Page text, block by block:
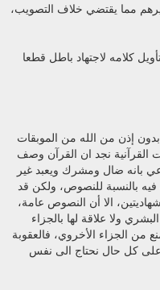
مما يقتضي خلاف التصويب،
كلامه لاجتهاد باطل قطعا
إذن من الله من الموبقات
القرآنية نجد ان القرآن وصف
بانه ضال ومشرك ويعبد غير
فيه بالنسبة للنصوص، ولكن قد
الا أن النصوص عامة،
ولا علاقة لها بالجزاء
من الجزاء الأخروي، فالعقوبة
كل حال نحتاج الى نفس